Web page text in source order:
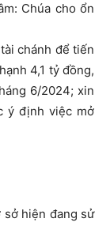
Chúa cho ổn
chánh để tiến
4,1 tỷ đồng,
6/2024; xin
ý định việc mở
hiện đang sử